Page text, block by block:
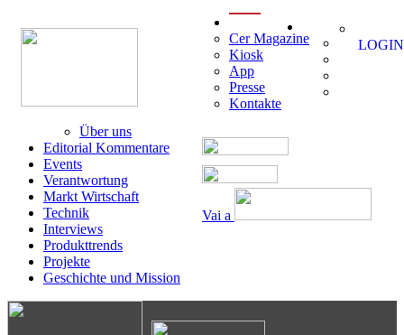
Vai a
Cer Magazine
Kiosk
App
Presse
Kontakte
Über uns
Editorial Kommentare
Events
Verantwortung
Markt Wirtschaft
Technik
Interviews
Produkttrends
Projekte
Geschichte und Mission
LOGIN